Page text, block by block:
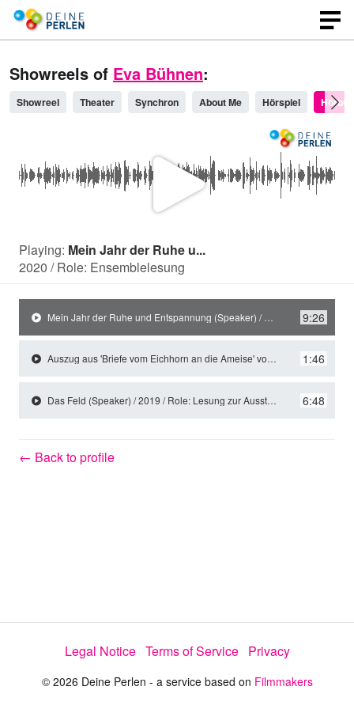
Showreels of Eva Bühnen:
Showreel Theater Synchron About Me Hörspiel
P
l
a
y
o
Playing: Mein Jahr der Ruhe u...
2020 / Role: Ensemblelesung
Mein Jahr der Ruhe und Entspannung (Speaker) / 2020 / Role: Ensemblelesung 9:26
Auszug aus 'Briefe vom Eichhorn an die Ameise' von Toon Tellegen / 2019 / Role: Elefant und Eichhorn 1:46
Das Feld (Speaker) / 2019 / Role: Lesung zur Ausstellung "Chiharu Shiota Gedankenlinien" 6:48
← Back to profile
Legal Notice Terms of Service Privacy
© 2026 Deine Perlen - a service based on Filmmakers